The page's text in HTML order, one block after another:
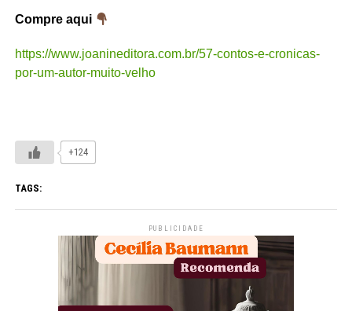
Compre aqui
https://www.joanineditora.com.br/57-contos-e-cronicas-
por-um-autor-muito-velho
+124
TAGS:
PUBLICIDADE